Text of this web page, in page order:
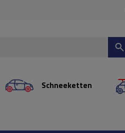
Schneeketten